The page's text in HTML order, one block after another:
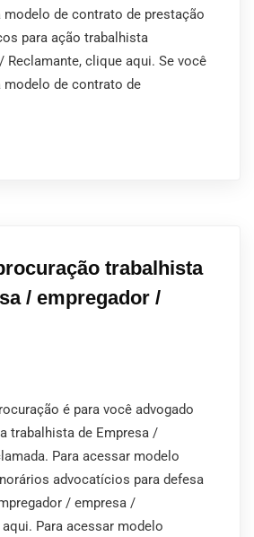
modelo de contrato de prestação
para ação trabalhista
Reclamante, clique aqui. Se você
modelo de contrato de
trabalhista
/ empregador /
é para você advogado
trabalhista de Empresa /
Para acessar modelo
advocatícios para defesa
/ empresa /
Para acessar modelo